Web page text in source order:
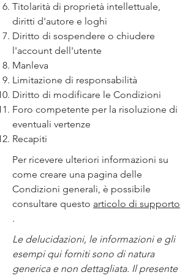
Titolarità di proprietà intellettuale,
diritti d'autore e loghi
Diritto di sospendere o chiudere
l'account dell'utente
Manleva
Limitazione di responsabilità
Diritto di modificare le Condizioni
Foro competente per la risoluzione di
eventuali vertenze
Recapiti
Per ricevere ulteriori informazioni su
come creare una pagina delle
Condizioni generali, è possibile
consultare questo articolo di supporto
.
Le delucidazioni, le informazioni e gli
esempi qui forniti sono di natura
generica e non dettagliata. Il presente